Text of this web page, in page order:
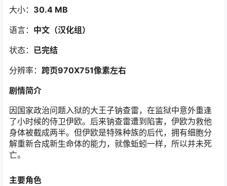
大小： 30.4 MB
语言： 中文（汉化组）
状态： 已完结
分辨率： 跨页970X751像素左右
剧情简介
因国家政治问题入狱的大王子钠查雷，在监狱中意外重逢
了小时候的侍卫伊欧。后来钠查雷遭到陷害，伊欧为救他
身体被截成两半。但伊欧是特殊种族的后代，拥有细胞分
解重新合成新生命体的能力，就像蚯蚓一样，所以并未死
亡。
主要角色